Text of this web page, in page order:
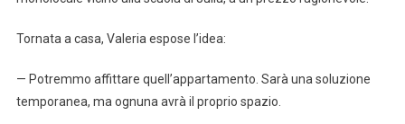
Tornata a casa, Valeria espose l’idea:
— Potremmo affittare quell’appartamento. Sarà una soluzione
temporanea, ma ognuna avrà il proprio spazio.